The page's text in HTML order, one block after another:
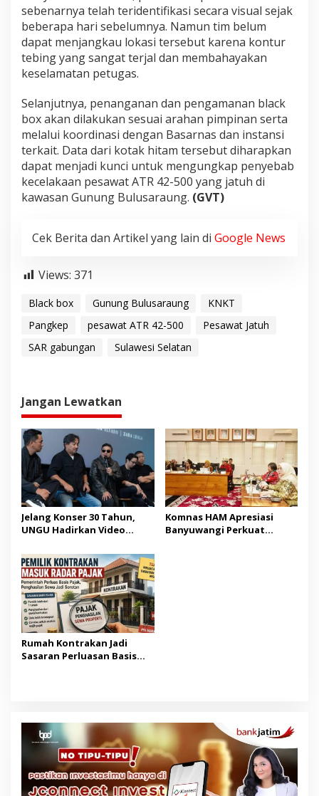
sebenarnya telah teridentifikasi secara visual sejak
beberapa hari sebelumnya. Namun tim belum
dapat menjangkau lokasi tersebut karena kontur
tebing yang sangat terjal dan membahayakan
keselamatan petugas.
Selanjutnya, penanganan dan pengamanan black
box akan dilakukan sesuai arahan pimpinan serta
melalui koordinasi dengan Basarnas dan instansi
terkait. Data dari kotak hitam tersebut diharapkan
dapat menjadi kunci untuk mengungkap penyebab
kecelakaan pesawat ATR 42-500 yang jatuh di
kawasan Gunung Bulusaraung. (GVT)
Cek Berita dan Artikel yang lain di Google News
Views: 371
Black box Gunung Bulusaraung
KNKT
Pangkep
pesawat ATR 42-500
Pesawat Jatuh
SAR gabungan
Sulawesi Selatan
Jangan Lewatkan
Jelang Konser 30 Tahun,
UNGU Hadirkan Video
Komnas HAM Apresiasi
Banyuwangi Perkuat
Rumah Kontrakan Jadi
Sasaran Perluasan Basis